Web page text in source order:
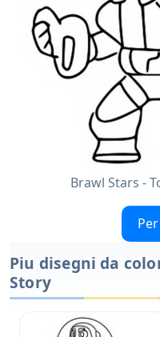
Brawl Stars -
Piu disegni da
Story